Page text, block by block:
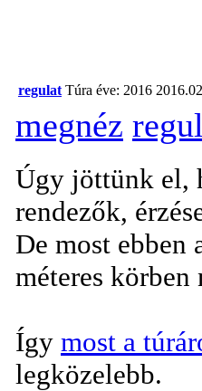
regulat Túra éve: 2016
megnéz
Úgy jöttünk el,
rendezők,
De most ebben
méteres
Így most a
legközelebb.